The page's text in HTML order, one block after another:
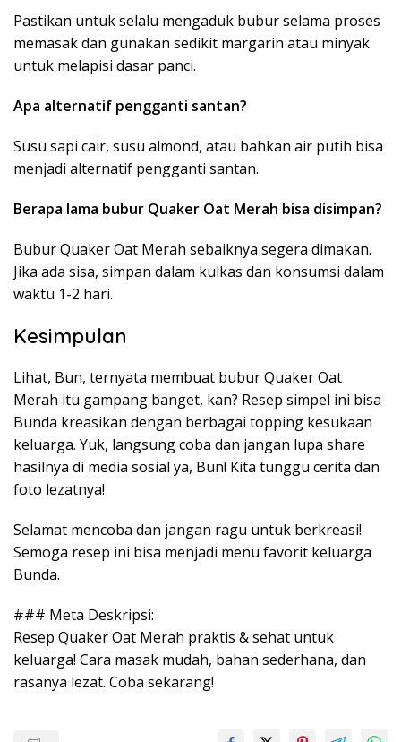
Pastikan untuk selalu mengaduk bubur selama proses
memasak dan gunakan sedikit margarin atau minyak
untuk melapisi dasar panci.
Apa alternatif pengganti santan?
Susu sapi cair, susu almond, atau bahkan air putih bisa
menjadi alternatif pengganti santan.
Berapa lama bubur Quaker Oat Merah bisa disimpan?
Bubur Quaker Oat Merah sebaiknya segera dimakan.
Jika ada sisa, simpan dalam kulkas dan konsumsi dalam
waktu 1-2 hari.
Kesimpulan
Lihat, Bun, ternyata membuat bubur Quaker Oat
Merah itu gampang banget, kan? Resep simpel ini bisa
Bunda kreasikan dengan berbagai topping kesukaan
keluarga. Yuk, langsung coba dan jangan lupa share
hasilnya di media sosial ya, Bun! Kita tunggu cerita dan
foto lezatnya!
Selamat mencoba dan jangan ragu untuk berkreasi!
Semoga resep ini bisa menjadi menu favorit keluarga
Bunda.
### Meta Deskripsi:
Resep Quaker Oat Merah praktis & sehat untuk
keluarga! Cara masak mudah, bahan sederhana, dan
rasanya lezat. Coba sekarang!